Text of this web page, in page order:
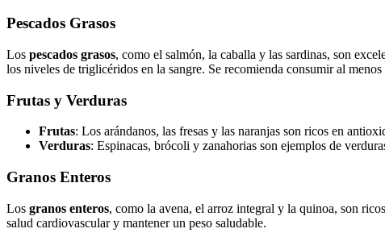
Pescados Grasos
Los pescados grasos, como el salmón, la caballa y las sardinas, son
los niveles de triglicéridos en la sangre. Se recomienda consumir al
Frutas y Verduras
Frutas: Los arándanos, las fresas y las naranjas son ricos en
Verduras: Espinacas, brócoli y zanahorias son ejemplos de
Granos Enteros
Los granos enteros, como la avena, el arroz integral y la quinoa, son
salud cardiovascular y mantener un peso saludable.